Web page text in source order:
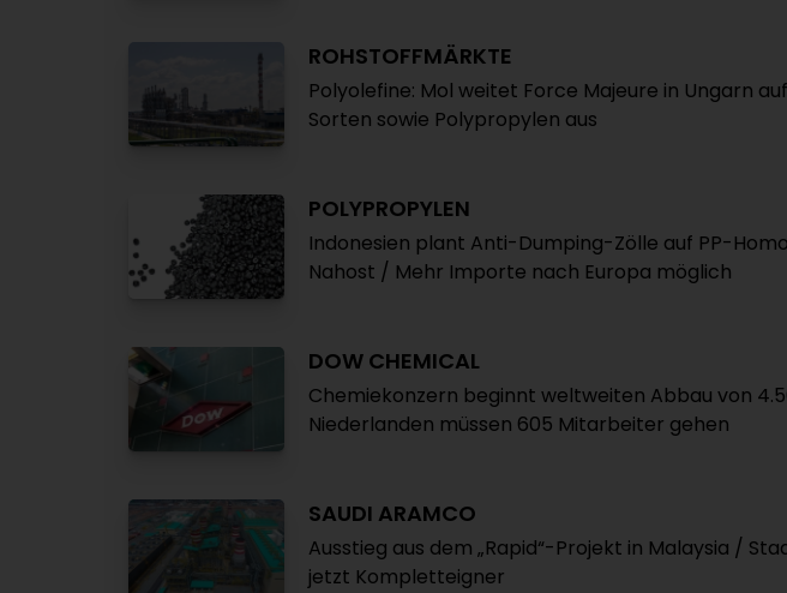
ROHSTOFFMÄRKTE
Polyolefine: Mol weitet Force Majeure in Ungarn
Sorten sowie Polypropylen aus
POLYPROPYLEN
Indonesien plant Anti-Dumping-Zölle auf PP-
Nahost / Mehr Importe nach Europa möglich
DOW CHEMICAL
Chemiekonzern beginnt weltweiten Abbau von
Niederlanden müssen 605 Mitarbeiter gehen
SAUDI ARAMCO
Ausstieg aus dem „Rapid“-Projekt in Malaysia /
jetzt Kompletteigner